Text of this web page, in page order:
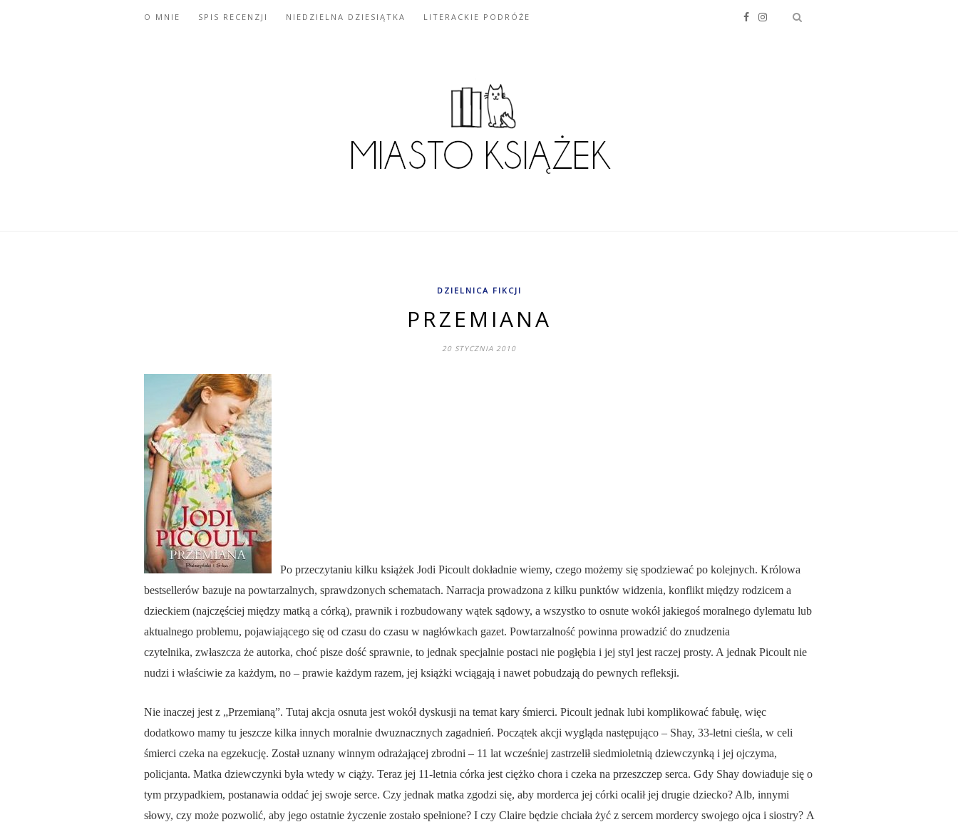
O MNIE SPIS RECENZJI NIEDZIELNA DZIESIĄTKA LITERACKIE PODRÓŻE
DZIELNICA FIKCJI
PRZEMIANA
20 STYCZNIA 2010
Po przeczytaniu kilku książek Jodi Picoult dokładnie wiemy, czego możemy się spodziewać po kolejnych. Królowa
bestsellerów bazuje na powtarzalnych, sprawdzonych schematach. Narracja prowadzona z kilku punktów widzenia, konflikt między rodzicem a
dzieckiem (najczęściej między matką a córką), prawnik i rozbudowany wątek sądowy, a wszystko to osnute wokół jakiegoś moralnego dylematu lub
aktualnego problemu, pojawiającego się od czasu do czasu w nagłówkach gazet. Powtarzalność powinna prowadzić do znudzenia
czytelnika, zwłaszcza że autorka, choć pisze dość sprawnie, to jednak specjalnie postaci nie pogłębia i jej styl jest raczej prosty. A jednak Picoult nie
nudzi i właściwie za każdym, no – prawie każdym razem, jej książki wciągają i nawet pobudzają do pewnych refleksji.
Nie inaczej jest z „Przemianą”. Tutaj akcja osnuta jest wokół dyskusji na temat kary śmierci. Picoult jednak lubi komplikować fabułę, więc
dodatkowo mamy tu jeszcze kilka innych moralnie dwuznacznych zagadnień. Początek akcji wygląda następująco – Shay, 33-letni cieśla, w celi
śmierci czeka na egzekucję. Został uznany winnym odrażającej zbrodni – 11 lat wcześniej zastrzelił siedmioletnią dziewczynką i jej ojczyma,
policjanta. Matka dziewczynki była wtedy w ciąży. Teraz jej 11-letnia córka jest ciężko chora i czeka na przeszczep serca. Gdy Shay dowiaduje się o
tym przypadkiem, postanawia oddać jej swoje serce. Czy jednak matka zgodzi się, aby morderca jej córki ocalił jej drugie dziecko? Alb, innymi
słowy, czy może pozwolić, aby jego ostatnie życzenie zostało spełnione? I czy Claire będzie chciała żyć z sercem mordercy swojego ojca i siostry? A